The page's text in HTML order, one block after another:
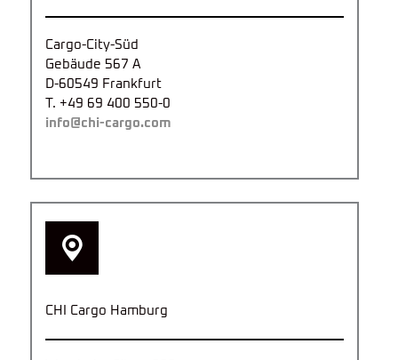
Cargo-City-Süd
Gebäude 567 A
D-60549 Frankfurt
T. +49 69 400 550-0
info@chi-cargo.com
CHI Cargo Hamburg